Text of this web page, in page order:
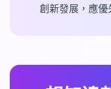
創新發展，應